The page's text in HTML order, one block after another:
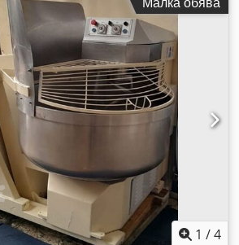
за двете скорости - Напрежение:
- Тегло: 130 кг - Реновирано
се подготвя по заявка,
и връщане се уточняват при поръчка
след реновиране)
1 /4